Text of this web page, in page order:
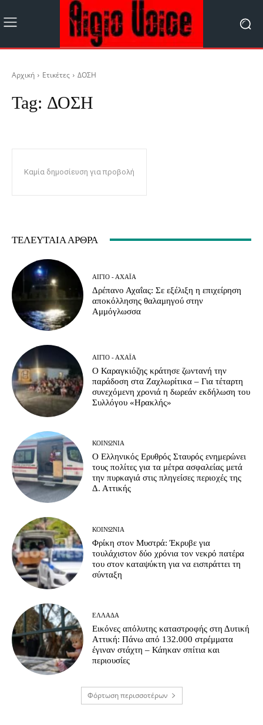
Αρχική Ετικέτες ΔΟΣΗ
Tag: ΔΟΣΗ
Καμία δημοσίευση για προβολή
ΤΕΛΕΥΤΑΊΑ ΆΡΘΡΑ
ΑΊΓΙΟ - ΑΧΑΪ́Α
Δρέπανο Αχαΐας: Σε εξέλιξη η επιχείρηση
αποκόλλησης θαλαμηγού στην
Αμμόγλωσσα
ΑΊΓΙΟ - ΑΧΑΪ́Α
Ο Καραγκιόζης κράτησε ζωντανή την
παράδοση στα Ζαχλωρίτικα – Για τέταρτη
συνεχόμενη χρονιά η δωρεάν εκδήλωση του
Συλλόγου «Ηρακλής»
ΚΟΙΝΩΝΊΑ
Ο Ελληνικός Ερυθρός Σταυρός ενημερώνει
τους πολίτες για τα μέτρα ασφαλείας μετά
την πυρκαγιά στις πληγείσες περιοχές της
Δ. Αττικής
ΚΟΙΝΩΝΊΑ
Φρίκη στον Μυστρά: Έκρυβε για
τουλάχιστον δύο χρόνια τον νεκρό πατέρα
του στον καταψύκτη για να εισπράττει τη
σύνταξη
ΕΛΛΆΔΑ
Εικόνες απόλυτης καταστροφής στη Δυτική
Αττική: Πάνω από 132.000 στρέμματα
έγιναν στάχτη – Κάηκαν σπίτια και
περιουσίες
Φόρτωση περισσοτέρων